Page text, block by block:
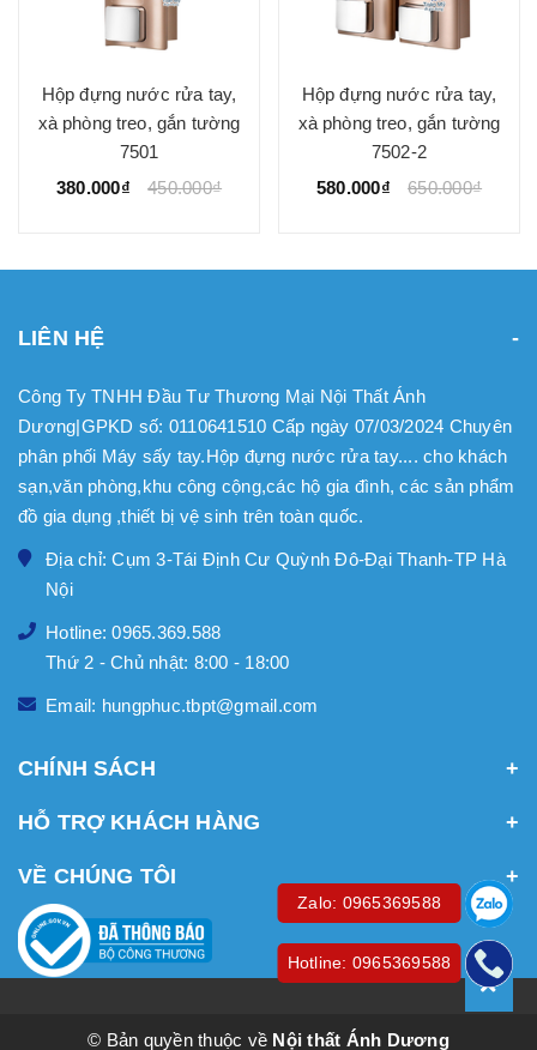
Hộp đựng xà phòng, nước
340.000₫
390.000₫
Hộp đựng nước rửa tay
:HSD-F7020-2
380.000₫
500.000₫
LIÊN HỆ
Công Ty TNHH Đầu Tư Thương Mại Nội Thất Ánh
Dương|GPKD số: 0110641510 Cấp ngày 07/03/2024 Chuyên
phân phối Máy sấy tay.Hộp đựng nước rửa tay.... cho khách
sạn,văn phòng,khu công cộng,các hộ gia đình, các sản phẩm
đồ gia dụng ,thiết bị vệ sinh trên toàn quốc.
Địa chỉ: Cụm 3-Tái Định Cư Quỳnh Đô-Đại Thanh-TP Hà
Nội
Hotline: 0965.369.588
Thứ 2 - Chủ nhật: 8:00 - 18:00
Email: hungphuc.tbpt@gmail.com
CHÍNH SÁCH
HỖ TRỢ KHÁCH HÀNG
VỀ CHÚNG TÔI
© Bản quyền thuộc về Nội thất Ánh Dương
Zalo: 0965369588
Hotline: 0965369588